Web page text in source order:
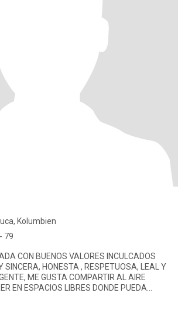
Kolumbien
79
CON BUENOS VALORES INCULCADOS
SINCERA, HONESTA , RESPETUOSA, LEAL Y
ME GUSTA COMPARTIR AL AIRE
EN ESPACIOS LIBRES DONDE PUEDA